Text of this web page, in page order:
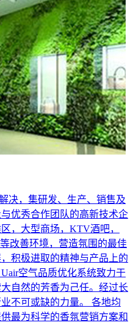
决，集研发、生产、销售及
优秀合作团队的高新技术企
，大型商场，KTV酒吧，
改善环境，营造氛围的最佳
积极进取的精神与产品上的
空气品质优化系统致力于
自然的芳香为己任。经过长
不可或缺的力量。 各地均
最为科学的香氛营销方案和